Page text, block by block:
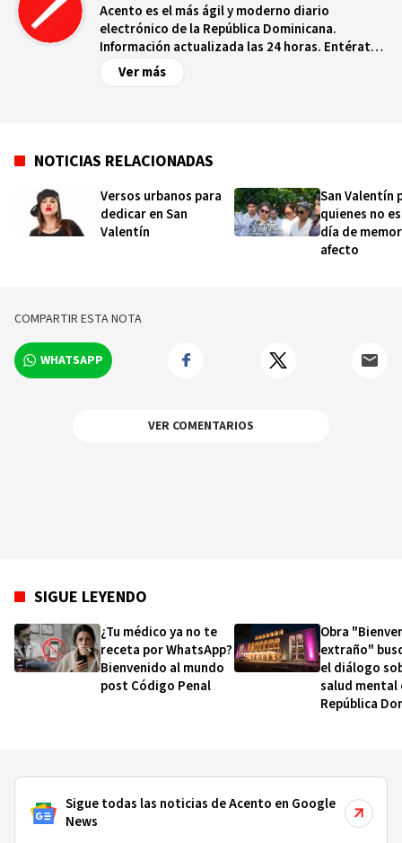
Acento es el más ágil y moderno diario
electrónico de la República Dominicana.
Información actualizada las 24 horas. Entérate
de las noticias y sucesos más importantes a
nivel nacional e internacional, videos y fotos
Ver más
NOTICIAS RELACIONADAS
Versos urbanos para
dedicar en San
Valentín
San Valentín
quienes no
día de
afecto
COMPARTIR ESTA NOTA
WHATSAPP
VER COMENTARIOS
SIGUE LEYENDO
¿Tu médico ya no te
receta por WhatsApp?
Bienvenido al mundo
post Código Penal
Obra
extraño"
el diálogo
salud mental
República
Sigue todas las noticias de Acento en Google
News